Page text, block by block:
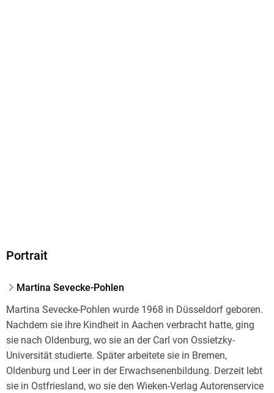
Portrait
Martina Sevecke-Pohlen
Martina Sevecke-Pohlen wurde 1968 in Düsseldorf geboren.
Nachdem sie ihre Kindheit in Aachen verbracht hatte, ging
sie nach Oldenburg, wo sie an der Carl von Ossietzky-
Universität studierte. Später arbeitete sie in Bremen,
Oldenburg und Leer in der Erwachsenenbildung. Derzeit lebt
sie in Ostfriesland, wo sie den Wieken-Verlag Autorenservice